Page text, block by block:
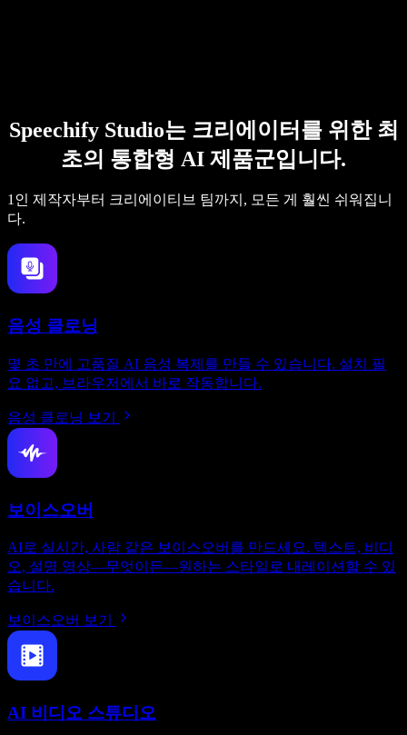
Speechify Studio는 크리에이터를 위한 최
초의 통합형 AI 제품군입니다.
1인 제작자부터 크리에이티브 팀까지, 모든 게 훨씬 쉬워집니
다.
음성 클로닝
몇 초 만에 고품질 AI 음성 복제를 만들 수 있습니다. 설치 필
요 없고, 브라우저에서 바로 작동합니다.
음성 클로닝 보기
보이스오버
AI로 실시간, 사람 같은 보이스오버를 만드세요. 텍스트, 비디
오, 설명 영상—무엇이든—원하는 스타일로 내레이션할 수 있
습니다.
보이스오버 보기
AI 비디오 스튜디오